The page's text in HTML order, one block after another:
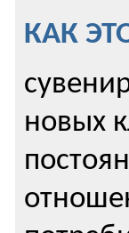
КАК
новых